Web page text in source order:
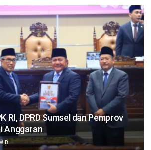
RI, DPRD Sumsel dan Pemprov
Anggaran